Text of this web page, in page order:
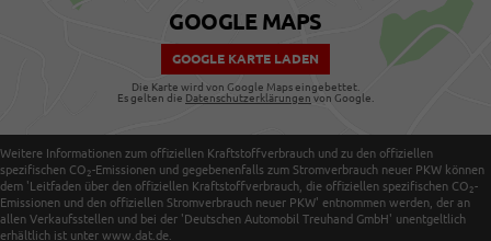
GOOGLE MAPS
GOOGLE KARTE LADEN
Die Karte wird von Google Maps eingebettet.
Es gelten die Datenschutzerklärungen von Google.
Weitere Informationen zum offiziellen Kraftstoffverbrauch und zu den offiziellen
spezifischen CO 2-Emissionen und gegebenenfalls zum Stromverbrauch neuer PKW können
dem 'Leitfaden über den offiziellen Kraftstoffverbrauch, die offiziellen spezifischen CO 2-
Emissionen und den offiziellen Stromverbrauch neuer PKW' entnommen werden, der an
allen Verkaufsstellen und bei der 'Deutschen Automobil Treuhand GmbH' unentgeltlich
erhältlich ist unter www.dat.de.